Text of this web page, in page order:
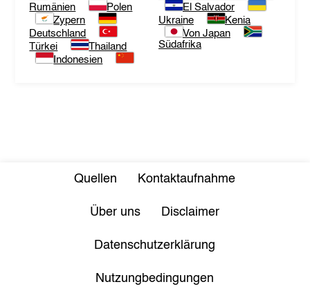
Rumänien
Polen
Zypern
Deutschland
Türkei
Thailand
Indonesien
El Salvador
Ukraine
Kenia
Von Japan
Südafrika
Quellen Kontaktaufnahme
Über uns Disclaimer
Datenschutzerklärung
Nutzungbedingungen